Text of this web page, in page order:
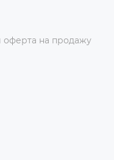
оферта на продажу